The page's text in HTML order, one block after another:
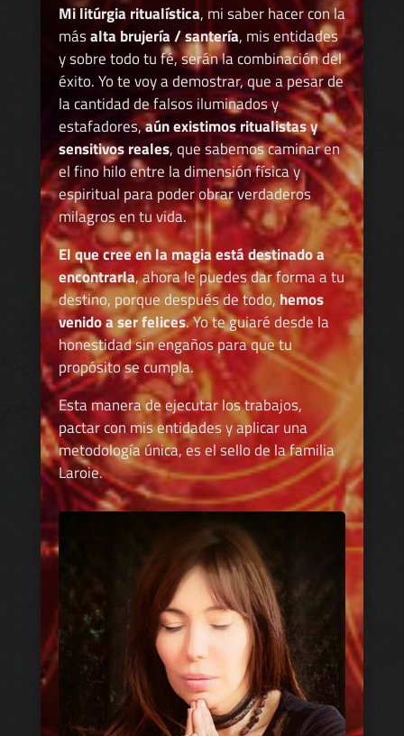
Mi litúrgia ritualística, mi saber hacer con la
másalta brujería / santería, mis entidades
y sobre todo tu fé, serán la combinación del
éxito. Yo te voy a demostrar, que a pesar de
la cantidad de falsos iluminados y
estafadores,aún existimos ritualistas y
sensitivos reales, que sabemos caminar en
el fino hilo entre la dimensión física y
espiritual para poder obrar verdaderos
milagros en tu vida.
El que cree en la magia está destinado a
encontrarla, ahora le puedes dar forma a tu
destino, porque después de todo, hemos
venido a ser felices. Yo te guiaré desde la
honestidad sin engaños para que tu
propósito se cumpla.
Esta manera de ejecutar los trabajos,
pactar con mis entidades y aplicar una
metodología única, es el sello de la familia
Laroie.